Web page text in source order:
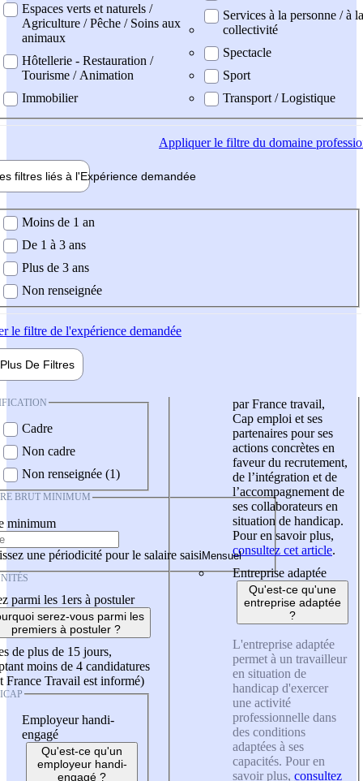
Espaces verts et naturels /
Agriculture / Pêche / Soins aux
animaux
Hôtellerie - Restauration /
Tourisme / Animation
Immobilier
Services à la personne / à la
collectivité
Spectacle
Sport
Transport / Logistique
Appliquerle filtre du domaine
filtres liés à l'Expérience demandée
demandée
Moins de 1 an
De 1 à 3 ans
Plus de 3 ans
Non renseignée
le filtre de l'expérience demandée
Plus De Filtres
Cadre
Non cadre
Non renseignée (1)
BRUT MINIMUM
minimum
une périodicité pour le salaire saisi
parmi les 1ers à postuler
serez-vous parmi les
premiers à postuler ?
de plus de 15 jours,
moins de 4 candidatures
France Travail est informé)
Employeur handi-
engagé
Qu'est-ce qu'un
employeur handi-
engagé ?
par France travail,
Cap emploi et ses
partenaires pour ses
actions concrètes en
faveur du recrutement,
de l’intégration et de
l’accompagnement de
ses collaborateurs en
situation de handicap.
Pour en savoir plus,
consultez cet article.
Entreprise adaptée
Qu'est-ce qu'une
entreprise adaptée
?
L'entreprise adaptée
permet à un travailleur
en situation de
handicap d'exercer
une activité
professionnelle dans
des conditions
adaptées à ses
capacités. Pour en
savoir plus, consultez